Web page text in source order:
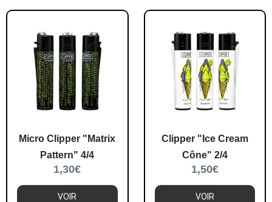
Micro Clipper "Matrix
Pattern" 4/4
1,30€
VOIR
Clipper "Ice Cream
Cône" 2/4
1,50€
VOIR